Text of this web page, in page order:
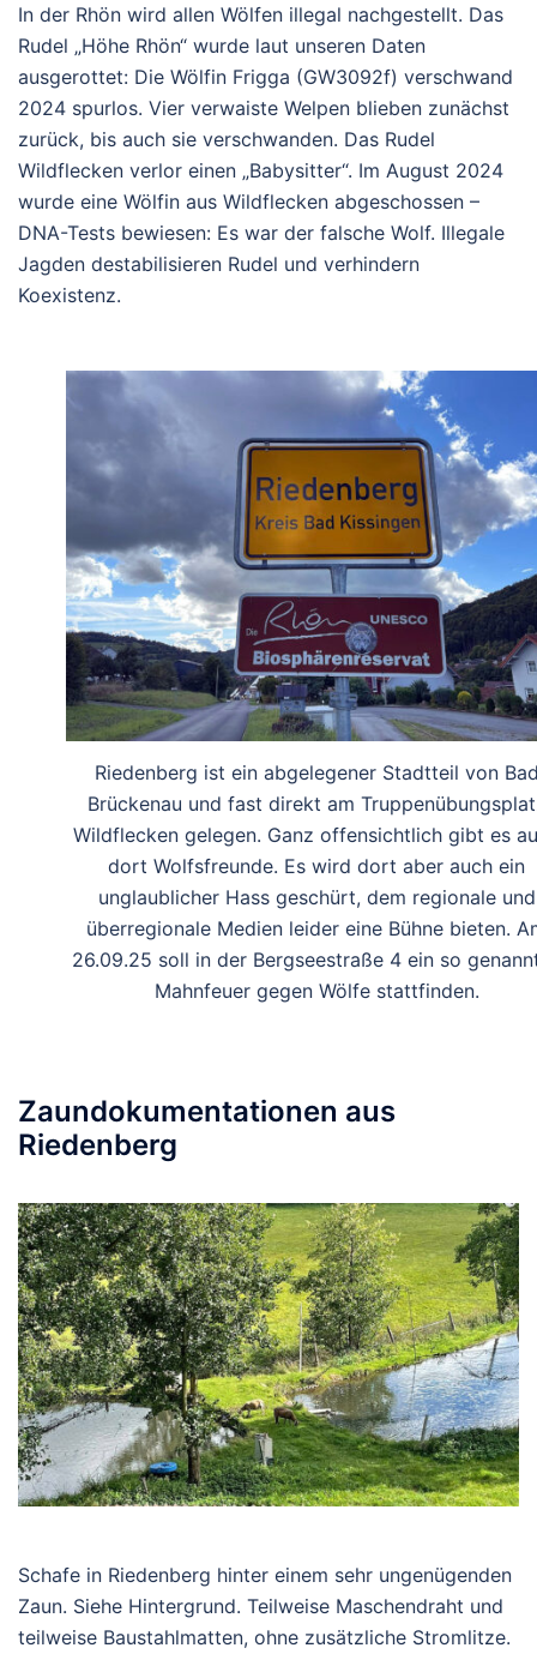
In der Rhön wird allen Wölfen illegal nachgestellt. Das
Rudel „Höhe Rhön“ wurde laut unseren Daten
ausgerottet: Die Wölfin Frigga (GW3092f) verschwand
2024 spurlos. Vier verwaiste Welpen blieben zunächst
zurück, bis auch sie verschwanden. Das Rudel
Wildflecken verlor einen „Babysitter“. Im August 2024
wurde eine Wölfin aus Wildflecken abgeschossen –
DNA-Tests bewiesen: Es war der falsche Wolf. Illegale
Jagden destabilisieren Rudel und verhindern
Koexistenz.
Riedenberg ist ein abgelegener Stadtteil von
Brückenau und fast direkt am
Wildflecken gelegen. Ganz offensichtlich gibt es
dort Wolfsfreunde. Es wird dort aber auch ein
unglaublicher Hass geschürt, dem regionale und
überregionale Medien leider eine Bühne bieten.
26.09.25 soll in der Bergseestraße 4 ein so
Mahnfeuer gegen Wölfe stattfinden.
Zaundokumentationen aus
Riedenberg
Schafe in Riedenberg hinter einem sehr ungenügenden
Zaun. Siehe Hintergrund. Teilweise Maschendraht und
teilweise Baustahlmatten, ohne zusätzliche Stromlitze.